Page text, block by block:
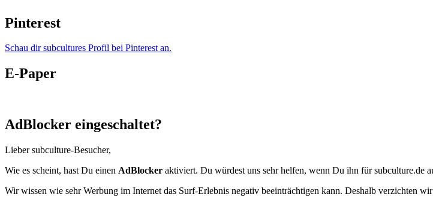
Pinterest
Schau dir subcultures Profil bei Pinterest an.
E-Paper
AdBlocker eingeschaltet?
Lieber subculture-Besucher,
Wie es scheint, hast Du einen AdBlocker aktiviert. Du würdest uns sehr helfen, wenn Du ihn für subculture.de
Wir wissen wie sehr Werbung im Internet das Surf-Erlebnis negativ beeinträchtigen kann. Deshalb verzichten